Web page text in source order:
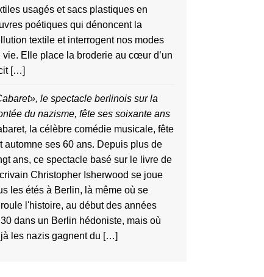
usagés et sacs plastiques en
poétiques qui dénoncent la
textile et interrogent nos modes
vie. Elle place la broderie au cœur d’un
[…]
le spectacle berlinois sur la
du nazisme, fête ses soixante ans
la célèbre comédie musicale, fête
automne ses 60 ans. Depuis plus de
ans, ce spectacle basé sur le livre de
Christopher Isherwood se joue
les étés à Berlin, là même où se
l'histoire, au début des années
dans un Berlin hédoniste, mais où
les nazis gagnent du […]